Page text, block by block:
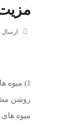
1) میوه
میوه